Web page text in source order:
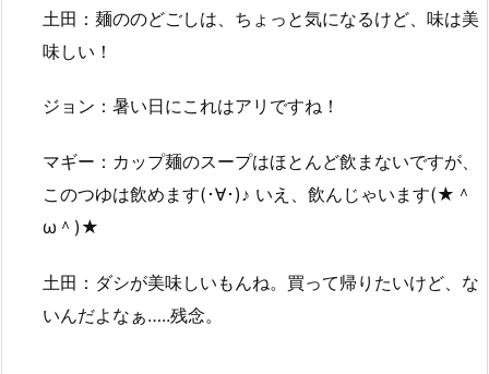
土田：麺ののどごしは、ちょっと気になるけど、味は美
味しい！
ジョン：暑い日にこれはアリですね！
マギー：カップ麺のスープはほとんど飲まないですが、
このつゆは飲めます(･∀･)♪ いえ、飲んじゃいます(★＾
ω＾)★
土田：ダシが美味しいもんね。買って帰りたいけど、な
いんだよなぁ…..残念。